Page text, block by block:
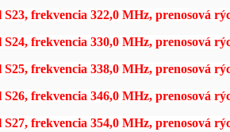
S23, frekvencia 322,0 MHz, prenosová
S24, frekvencia 330,0 MHz, prenosová
S25, frekvencia 338,0 MHz, prenosová
S26, frekvencia 346,0 MHz, prenosová
S27, frekvencia 354,0 MHz, prenosová